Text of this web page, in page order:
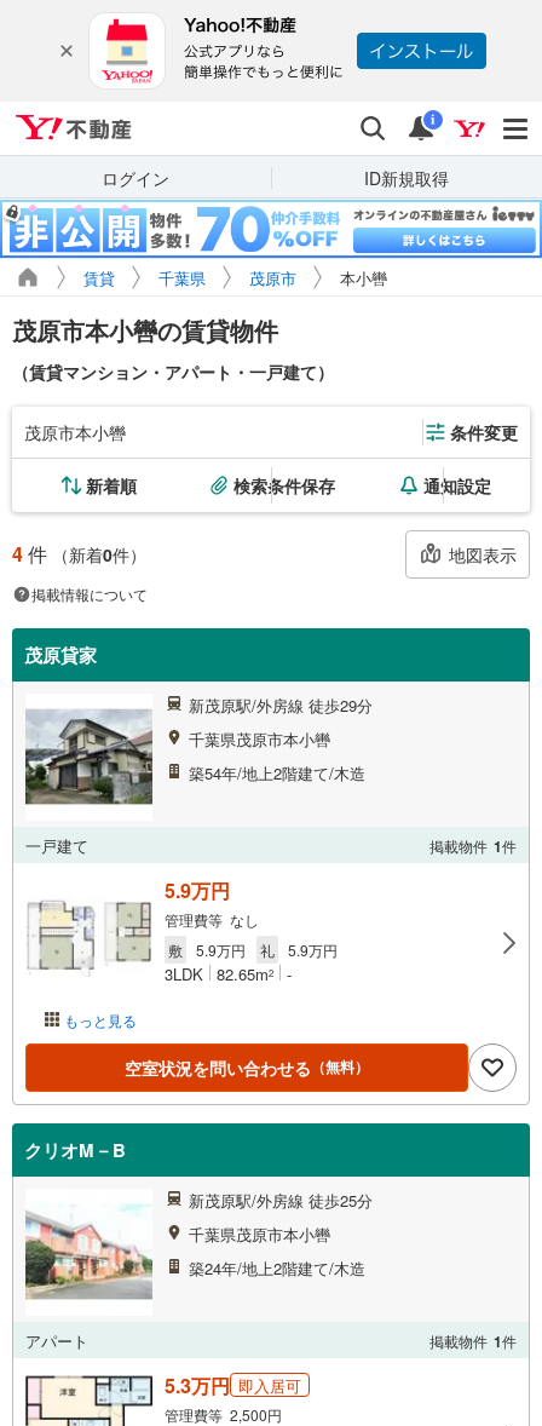
検索 通知
i
ログイン ID新規取得
賃貸 千葉県 茂原市 本小轡
茂原市本小轡の賃貸物件
（賃貸マンション・アパート・一戸建て）
茂原市本小轡 条件変更
新着順 検索条件保存 通知設定
4件 （新着0件） 地図表示
掲載情報について
茂原貸家
新茂原駅/外房線 徒歩29分
千葉県茂原市本小轡
築54年/地上2階建て/木造
一戸建て 掲載物件 1件
もっと見る
5.9万円
管理費等 なし
敷
5.9万円 礼 5.9万円
3LDK 82.65m2 -
空室状況を問い合わせる （無料）
クリオM－B
新茂原駅/外房線 徒歩25分
千葉県茂原市本小轡
築24年/地上2階建て/木造
アパート 掲載物件 1件
5.3万円 即入居可
管理費等 2,500円